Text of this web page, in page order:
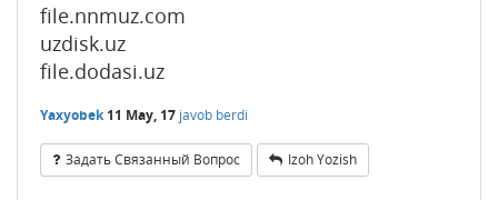
file.nnmuz.com
uzdisk.uz
file.dodasi.uz
Yaxyobek 11 May, 17 javob berdi
Задать Связанный Вопрос Izoh Yozish